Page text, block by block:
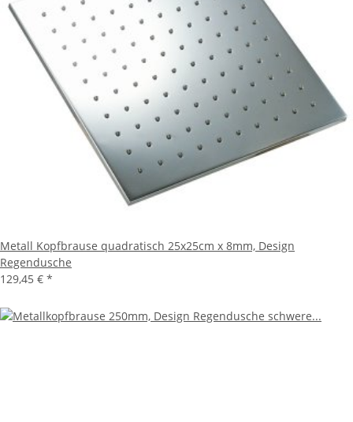
Metall Kopfbrause quadratisch 25x25cm x 8mm, Design
Regendusche
129,45 € *